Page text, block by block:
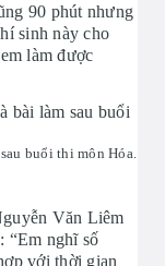
90 phút nhưng
sinh này cho
làm được
buổi thi môn Hóa.
Văn Liêm
“Em nghĩ số
với thời gian